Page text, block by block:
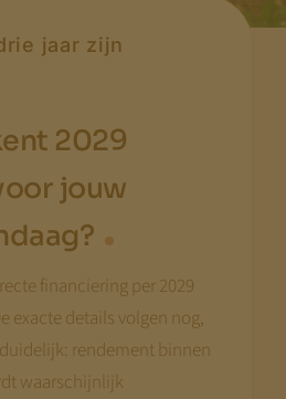
jaar zijn
2029
jouw
financiering per 2029
exacte details volgen nog,
rendement binnen
waarschijnlijk